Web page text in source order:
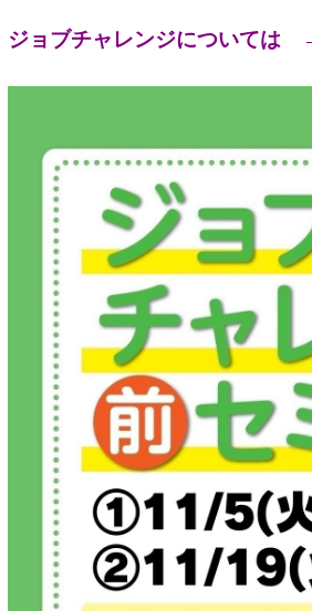
ジョブチャレンジについて